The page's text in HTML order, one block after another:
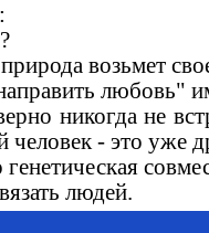
возьмет
любовь"
никогда не
- это уже
людей.